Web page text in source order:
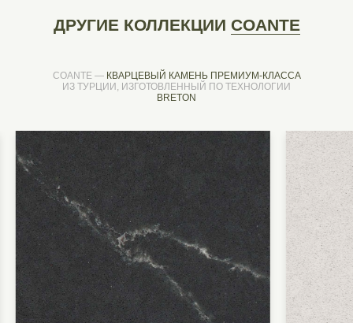
ДРУГИЕ КОЛЛЕКЦИИ COANTE
COANTE — КВАРЦЕВЫЙ КАМЕНЬ ПРЕМИУМ-КЛАССА
ИЗ ТУРЦИИ, ИЗГОТОВЛЕННЫЙ ПО ТЕХНОЛОГИИ
BRETON